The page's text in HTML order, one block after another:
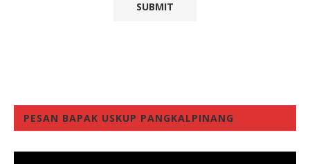
PESAN BAPAK USKUP PANGKALPINANG